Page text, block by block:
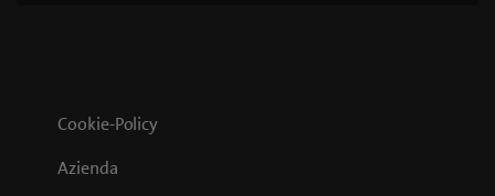
Cookie-Policy
Azienda